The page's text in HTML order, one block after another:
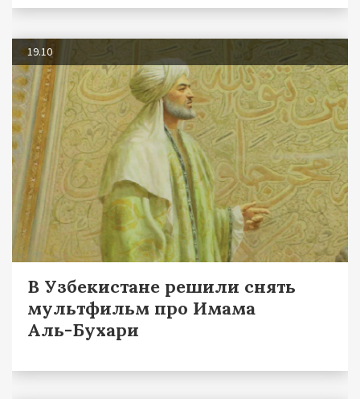
19.10
В Узбекистане решили снять
мультфильм про Имама
Аль-Бухари